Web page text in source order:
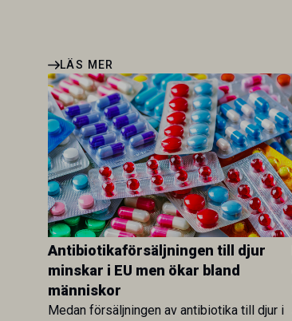
LÄS MER
Antibiotikaförsäljningen till djur
minskar i EU men ökar bland
människor
Medan försäljningen av antibiotika till djur i